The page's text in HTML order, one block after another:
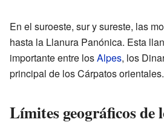
En el suroeste, sur y sureste, las
hasta la Llanura Panónica. Esta
importante entre losAlpes, los
principal de los Cárpatos orientales.
Límites geográficos de